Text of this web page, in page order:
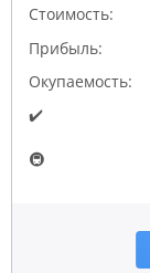
Стоимость:
Прибыль:
Окупаемость:
✔️
🚇